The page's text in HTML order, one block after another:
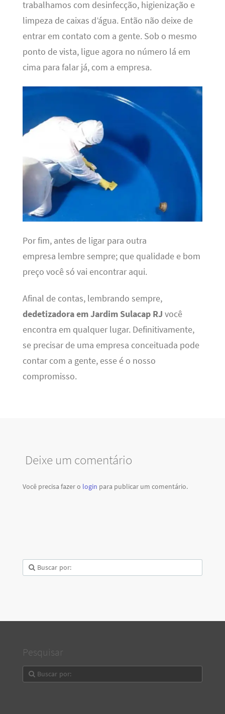
trabalhamos com desinfecção, higienização e
limpeza de caixas d’água. Então não deixe de
entrar em contato com a gente. Sob o mesmo
ponto de vista, ligue agora no número lá em
cima para falar já, com a empresa.
Por fim, antes de ligar para outra
empresa lembre sempre; que qualidade e bom
preço você só vai encontrar aqui.
Afinal de contas, lembrando sempre,
dedetizadora em Jardim Sulacap RJ você
encontra em qualquer lugar. Definitivamente,
se precisar de uma empresa conceituada pode
contar com a gente, esse é o nosso
compromisso.
Deixe um comentário
Você precisa fazer o login para publicar um comentário.
Pesquisar